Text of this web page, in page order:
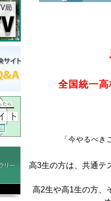
全国統一高
「今やるべき
高3生の方は、共通テ
高2生や高1生の方、